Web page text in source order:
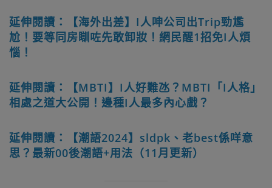
延伸閱讀：【海外出差】I人呻公司出Trip勁尷
尬！要等同房瞓咗先敢卸妝！網民醒1招免I人煩
惱！
延伸閱讀：【MBTI】I人好難氹？MBTI「I人格」
相處之道大公開！邊種I人最多內心戲？
延伸閱讀：【潮語2024】sldpk、老best係咩意
思？最新00後潮語+用法（11月更新）